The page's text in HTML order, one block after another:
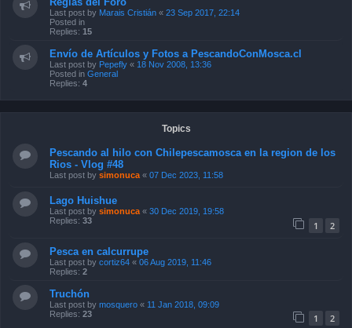
Last post by Marais Cristián « 23 Sep 2017, 22:14
Posted in
Replies: 15
Envío de Artículos y Fotos a PescandoConMosca.cl
Last post by Pepefly « 18 Nov 2008, 13:36
Posted in General
Replies: 4
Topics
Pescando al hilo con Chilepescamosca en la region de los
Rios - Vlog #48
Last post by simonuca « 07 Dec 2023, 11:58
Lago Huishue
Last post by simonuca « 30 Dec 2019, 19:58
Replies: 33 1 2
Pesca en calcurrupe
Last post by cortiz64 « 06 Aug 2019, 11:46
Replies: 2
Truchón
Last post by mosquero « 11 Jan 2018, 09:09
Replies: 23 1 2